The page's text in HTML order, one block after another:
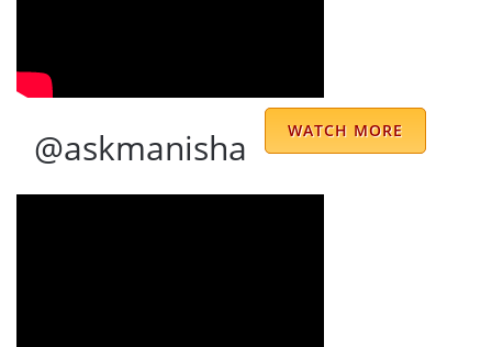
Great astrologer I have come across ever .
His experience and approach is great
WATCH MORE
@askmanisha